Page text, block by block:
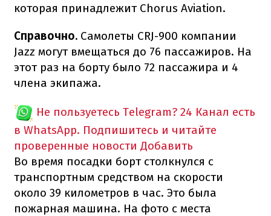
которая принадлежит Chorus Aviation.
Справочно. Самолеты CRJ-900 компании
Jazz могут вмещаться до 76 пассажиров. На
этот раз на борту было 72 пассажира и 4
члена экипажа.
Не пользуетесь Telegram? 24 Канал есть
в WhatsApp. Подпишитесь и читайте
проверенные новости Добавить
Во время посадки борт столкнулся с
транспортным средством на скорости
около 39 километров в час. Это была
пожарная машина. На фото с места